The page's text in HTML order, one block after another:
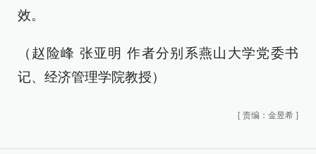
效。
（赵险峰 张亚明 作者分别系燕山大学党委书
记、经济管理学院教授）
[ 责编：金昱希 ]